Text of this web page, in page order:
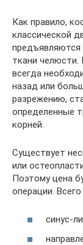
Как правило,
классической
предъявляются
ткани челюсти.
всегда
назад или
разрежению,
определенные
корней.
Существует
или
Поэтому цена
операции.
синус-